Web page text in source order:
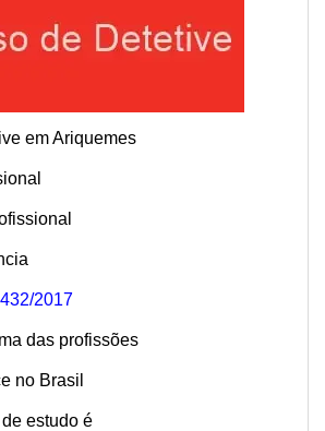
em Ariquemes
2017
das profissões
no Brasil
estudo é